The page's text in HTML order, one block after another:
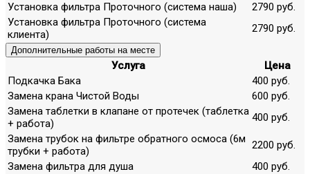
Установка фильтра Проточного (система наша)
2790 руб.
Установка фильтра Проточного (система
клиента)
2790 руб.
Дополнительные работы на месте
Услуга
Цена
Подкачка Бака
400 руб.
Замена крана Чистой Воды
600 руб.
Замена таблетки в клапане от протечек (таблетка
+ работа)
400 руб.
Замена трубок на фильтре обратного осмоса (6м
трубки + работа)
2200 руб.
Замена фильтра для душа
400 руб.